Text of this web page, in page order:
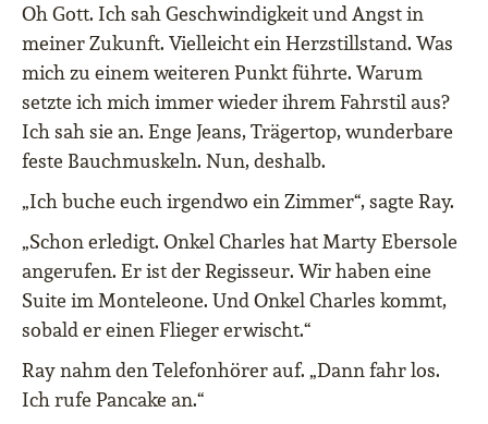
Oh Gott. Ich sah Geschwindigkeit und Angst in
meiner Zukunft. Vielleicht ein Herzstillstand. Was
mich zu einem weiteren Punkt führte. Warum
setzte ich mich immer wieder ihrem Fahrstil aus?
Ich sah sie an. Enge Jeans, Trägertop, wunderbare
feste Bauchmuskeln. Nun, deshalb.
„Ich buche euch irgendwo ein Zimmer“, sagte Ray.
„Schon erledigt. Onkel Charles hat Marty Ebersole
angerufen. Er ist der Regisseur. Wir haben eine
Suite im Monteleone. Und Onkel Charles kommt,
sobald er einen Flieger erwischt.“
Ray nahm den Telefonhörer auf. „Dann fahr los.
Ich rufe Pancake an.“